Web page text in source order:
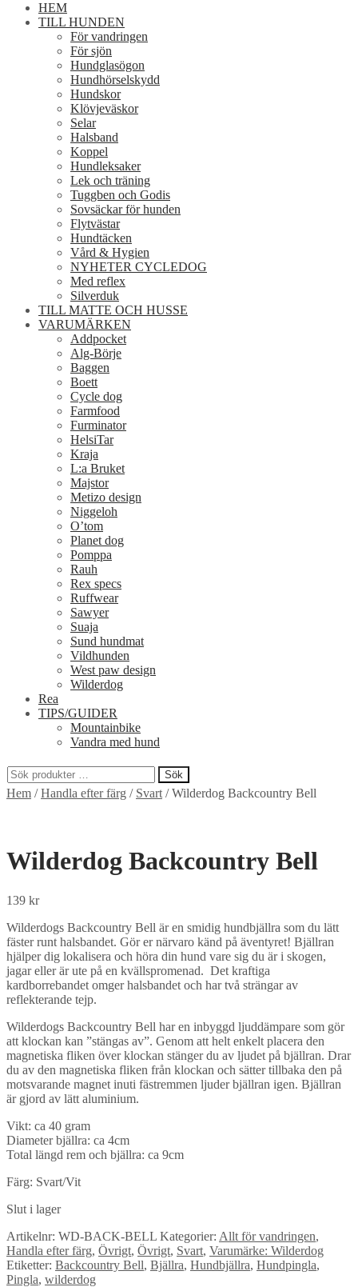
HEM
TILL HUNDEN
För vandringen
För sjön
Hundglasögon
Hundhörselskydd
Hundskor
Klövjeväskor
Selar
Halsband
Koppel
Hundleksaker
Lek och träning
Tuggben och Godis
Sovsäckar för hunden
Flytvästar
Hundtäcken
Vård & Hygien
NYHETER CYCLEDOG
Med reflex
Silverduk
TILL MATTE OCH HUSSE
VARUMÄRKEN
Addpocket
Alg-Börje
Baggen
Boett
Cycle dog
Farmfood
Furminator
HelsiTar
Kraja
L:a Bruket
Majstor
Metizo design
Niggeloh
O’tom
Planet dog
Pomppa
Rauh
Rex specs
Ruffwear
Sawyer
Suaja
Sund hundmat
Vildhunden
West paw design
Wilderdog
Rea
TIPS/GUIDER
Mountainbike
Vandra med hund
Sök
efter:
Sök
Hem /Handla efter färg / Svart /Wilderdog Backcountry Bell
Wilderdog Backcountry Bell
139 kr
Wilderdogs Backcountry Bell är en smidig hundbjällra som du lätt
fäster runt halsbandet. Gör er närvaro känd på äventyret! Bjällran
hjälper dig lokalisera och höra din hund vare sig du är i skogen,
jagar eller är ute på en kvällspromenad. Det kraftiga
kardborrebandet omger halsbandet och har två strängar av
reflekterande tejp.
Wilderdogs Backcountry Bell har en inbyggd ljuddämpare som gör
att klockan kan ”stängas av”. Genom att helt enkelt placera den
magnetiska fliken över klockan stänger du av ljudet på bjällran. Drar
du av den magnetiska fliken från klockan och sätter tillbaka den på
motsvarande magnet inuti fästremmen ljuder bjällran igen. Bjällran
är gjord av lätt aluminium.
Vikt: ca 40 gram
Diameter bjällra: ca 4cm
Total längd rem och bjällra: ca 9cm
Färg: Svart/Vit
Slut i lager
Artikelnr: WD-BACK-BELL Kategorier: Allt för vandringen,
Handla efter färg, Övrigt, Övrigt, Svart, Varumärke: Wilderdog
Etiketter: Backcountry Bell, Bjällra, Hundbjällra, Hundpingla,
Pingla, wilderdog